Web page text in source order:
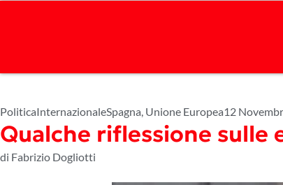
PoliticaInternazionaleSpagna Unione Europea12
Qualche riflessione sulle
di Fabrizio Dogliotti